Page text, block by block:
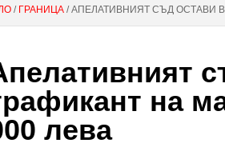
/ ГРАНИЦА / АПЕЛАТИВНИЯТ СЪД ОСТАВИ
на
лева